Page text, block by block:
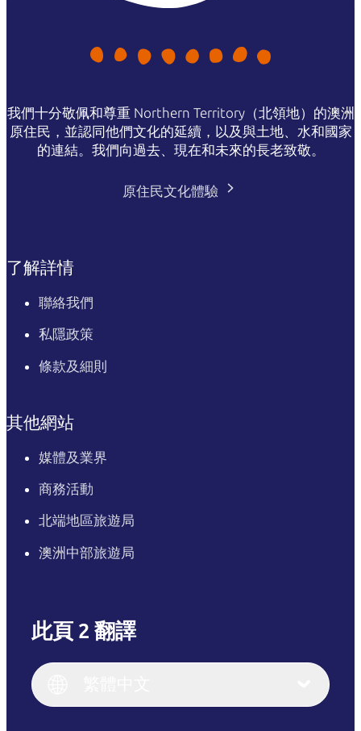
我們十分敬佩和尊重 Northern Territory（北領地）的澳洲
原住民，並認同他們文化的延續，以及與土地、水和國家
的連結。我們向過去、現在和未來的長老致敬。
原住民文化體驗
了解詳情
聯絡我們
私隱政策
條款及細則
其他網站
媒體及業界
商務活動
北端地區旅遊局
澳洲中部旅遊局
此頁 2 翻譯
English (US)